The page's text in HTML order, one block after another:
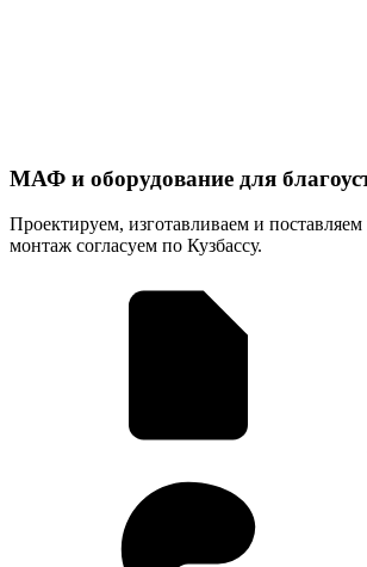
МАФ и оборудование для
Проектируем, изготавливаем и
монтаж согласуем по Кузбассу.